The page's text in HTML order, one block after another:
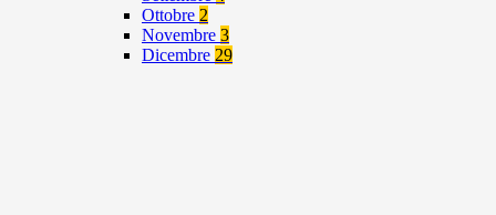
Ottobre 2
Novembre 3
Dicembre 29